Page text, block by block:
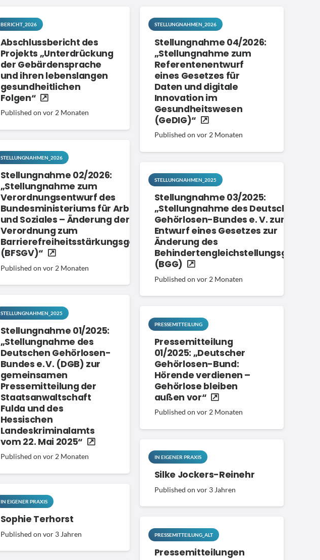
BERICHT_2026
Abschlussbericht des
Projekts „Unterdrückung
der Gebärdensprache
und ihren lebenslangen
gesundheitlichen
Folgen“
Published on vor 2 Monaten
STELLUNGNAHMEN_2026
Stellungnahme 04/2026:
„Stellungnahme zum
Referentenentwurf
eines Gesetzes für
Daten und digitale
Innovation im
Gesundheitswesen
(GeDIG)“
Published on vor 2 Monaten
STELLUNGNAHMEN_2026
Stellungnahme 02/2026:
„Stellungnahme zum
Verordnungsentwurf des
Bundesministeriums für Arbeit
und Soziales – Änderung der
Verordnung zum
Barrierefreiheitsstärkungsgesetz
(BFSGV)“
Published on vor 2 Monaten
STELLUNGNAHMEN_2025
Stellungnahme 03/2025:
„Stellungnahme des Deutschen
Gehörlosen-Bundes e. V. zum
Entwurf eines Gesetzes zur
Änderung des
(BGG)
Published on vor 2 Monaten
STELLUNGNAHMEN_2025
Stellungnahme 01/2025:
„Stellungnahme des
Deutschen Gehörlosen-
Bundes e. V. (DGB) zur
gemeinsamen
Pressemitteilung der
Staatsanwaltschaft
Fulda und des
Hessischen
Landeskriminalamts
vom 22. Mai 2025“
Published on vor 2 Monaten
PRESSEMITTEILUNG
Pressemitteilung
01/2025: „Deutscher
Gehörlosen-Bund:
Hörende verdienen –
Gehörlose bleiben
außen vor“
Published on vor 2 Monaten
IN EIGENER PRAXIS
Silke Jockers-Reinehr
Published on vor 3 Jahren
IN EIGENER PRAXIS
Sophie Terhorst
Published on vor 3 Jahren PRESSEMITTEILUNG_ALT
Pressemitteilungen